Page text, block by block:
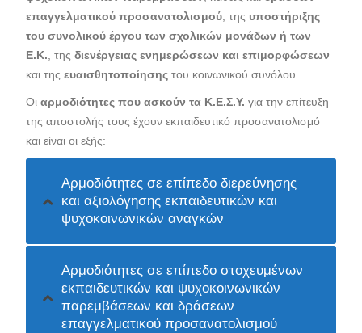
επαγγελματικού προσανατολισμού, της υποστήριξης
του συνολικού έργου των σχολικών μονάδων ή των
Ε.Κ. , της διενέργειας ενημερώσεων και επιμορφώσεων
και της ευαισθητοποίησηςτου κοινωνικού συνόλου.
Οι αρμοδιότητες που ασκούν τα Κ.Ε.Σ.Υ. για την επίτευξη
της αποστολής τους έχουν εκπαιδευτικό προσανατολισμό
και είναι οι εξής:
Αρμοδιότητες σε επίπεδο διερεύνησης
και αξιολόγησης εκπαιδευτικών και
ψυχοκοινωνικών αναγκών
Αρμοδιότητες σε επίπεδο στοχευμένων
εκπαιδευτικών και ψυχοκοινωνικών
παρεμβάσεων και δράσεων
επαγγελματικού προσανατολισμού